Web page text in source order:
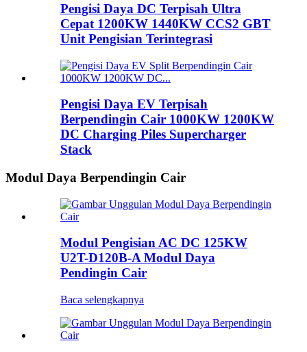
Pengisi Daya DC Terpisah Ultra
Cepat 1200KW 1440KW CCS2 GBT
Unit Pengisian Terintegrasi
Pengisi Daya EV Terpisah
Berpendingin Cair 1000KW 1200KW
DC Charging Piles Supercharger
Stack
Modul Daya Berpendingin Cair
Modul Pengisian AC DC 125KW
U2T-D120B-A Modul Daya
Pendingin Cair
Baca selengkapnya